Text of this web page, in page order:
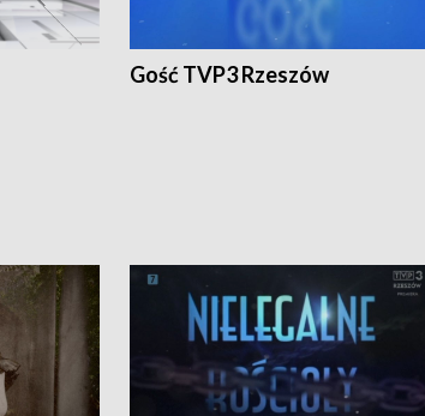
Gość TVP3 Rzeszów